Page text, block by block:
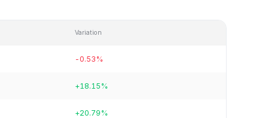
Variation
-0.53%
+18.15%
+20.79%